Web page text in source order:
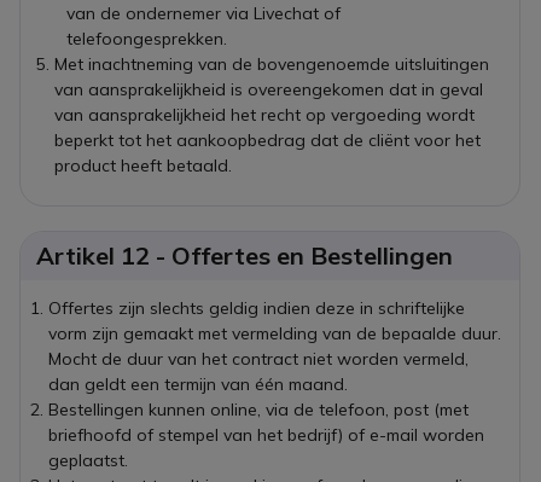
van de ondernemer via Livechat of
telefoongesprekken.
Met inachtneming van de bovengenoemde uitsluitingen
van aansprakelijkheid is overeengekomen dat in geval
van aansprakelijkheid het recht op vergoeding wordt
beperkt tot het aankoopbedrag dat de cliënt voor het
product heeft betaald.
Artikel 12 - Offertes en Bestellingen
Offertes zijn slechts geldig indien deze in schriftelijke
vorm zijn gemaakt met vermelding van de bepaalde duur.
Mocht de duur van het contract niet worden vermeld,
dan geldt een termijn van één maand.
Bestellingen kunnen online, via de telefoon, post (met
briefhoofd of stempel van het bedrijf) of e-mail worden
geplaatst.